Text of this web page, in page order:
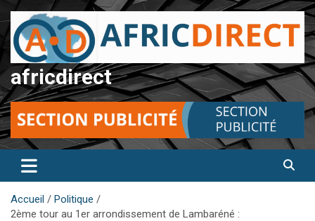
Aller
au
contenu
africdirect
Accueil
Politique
2ème tour au 1er arrondissement de Lambaréné :